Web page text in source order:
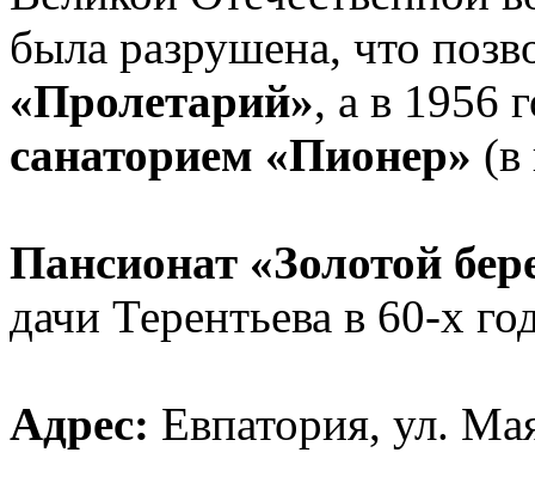
была разрушена, что
«Пролетарий», а в 1956
санаторием «Пионер» (в
Пансионат «Золотой
дачи Терентьева в 60-х
Адрес: Евпатория, ул.